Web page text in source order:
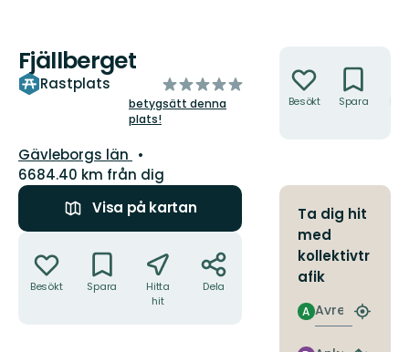
Fjällberget
Rastplats
av
5
stjärnor
betygsätt denna
plats!
Län:
Gävleborgs län
6684.40 km från dig
Visa på kartan
Besökt Spara
Hitta
hit
Dela
Besökt Spara
Ta dig hit
med
kollektivtr
afik
Avresa
A
Hitta